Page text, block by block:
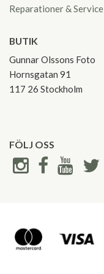
Reparationer & Service
BUTIK
Gunnar Olssons Foto
Hornsgatan 91
117 26 Stockholm
FÖLJ OSS